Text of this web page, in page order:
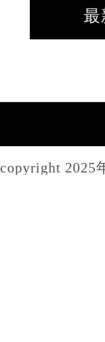
最
copyright 2025